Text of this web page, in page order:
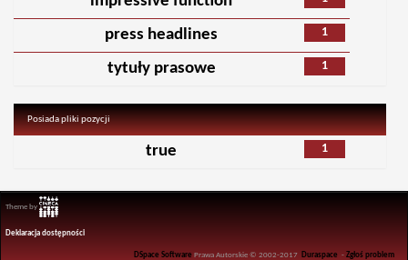
1
press headlines
1
tytuły prasowe
Posiada pliki pozycji
1
true
Theme by
Deklaracja dostępności
DSpace Software Prawa Autorskie © 2002-2017 Duraspace -Zgłoś problem